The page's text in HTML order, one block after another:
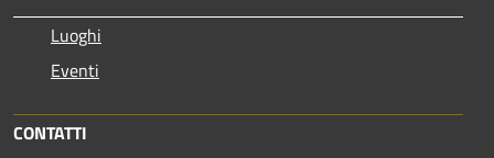
Luoghi
Eventi
CONTATTI